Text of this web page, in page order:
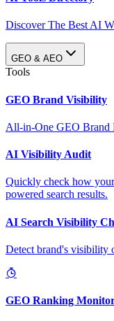
Discover The Best AI
GEO & AEO
Tools
GEO Brand Visibility
All-in-One GEO Brand
AI Visibility Audit
Quickly check how
powered search results.
AI Search Visibility
Detect brand's visibility
GEO Ranking